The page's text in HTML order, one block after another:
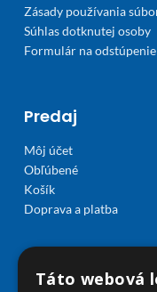
Zásady používania
Súhlas dotknutej osoby
Formulár na
Predaj
Môj účet
Obľúbené
Košík
Doprava a platba
Táto webová